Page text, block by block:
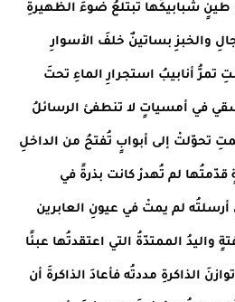
شبابيكُها تبتلعُ ضوءَ الظهيرةِ
والخبزِ بساتينٌ خلفَ الأسوارِ
تمرُّ أنابيبُ استجرارِ الماءِ تحتَ
في أمسياتٍ لا تنطفئ الرسائلُ
تحوّلتْ إلى أبوابٍ تُفتحُ من الداخلِ
قدّمتُها لم تُهدرْ كانت بذرةً في
لم يمتْ في عيونِ العابرين
واليدُ الممتدّةُ التي اعتقدتُها عبئًا
الذاكرةِ مددتُه فأعادَ الذاكرةَ أن